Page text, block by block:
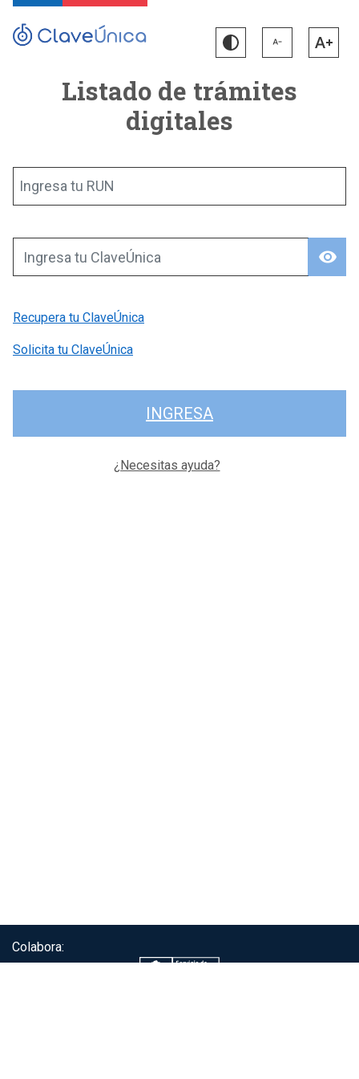
Listado de trámites
digitales
Ingresa tu RUN
visibility
Ingresa tu ClaveÚnica
Recupera tu ClaveÚnica
Solicita tu ClaveÚnica
INGRESA
¿Necesitas ayuda?
Colabora: